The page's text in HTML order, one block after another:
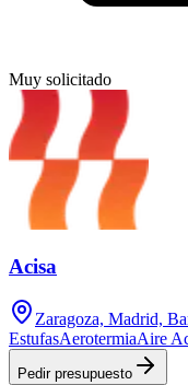
Muy solicitado
Acisa
Zaragoza, Madrid,
EstufasAerotermiaAire
Pedir presupuesto